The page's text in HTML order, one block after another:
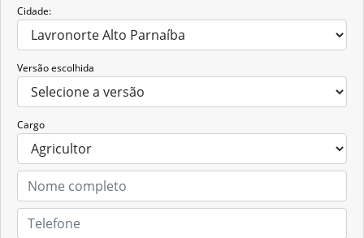
Cidade:
Versão escolhida
Cargo